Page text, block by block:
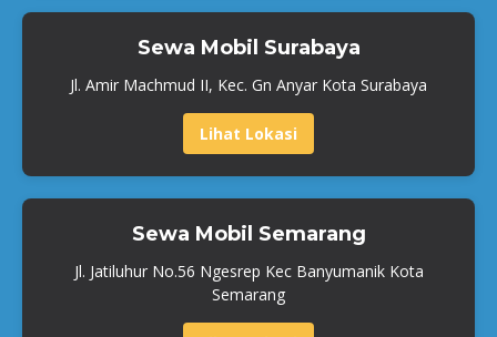
Sewa Mobil Surabaya
Jl. Amir Machmud II, Kec. Gn Anyar Kota Surabaya
Lihat Lokasi
Sewa Mobil Semarang
Jl. Jatiluhur No.56 Ngesrep Kec Banyumanik Kota
Semarang